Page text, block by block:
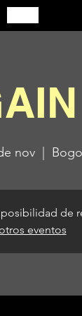
nov
  |
de
eventos